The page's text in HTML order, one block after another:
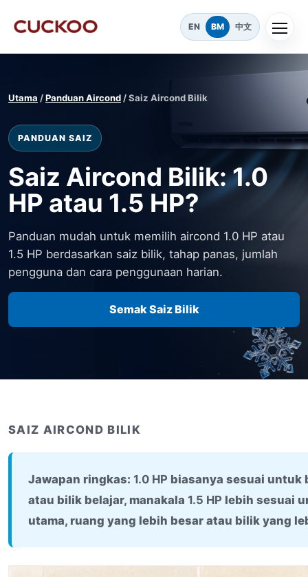
EN BM 中文
Utama /Panduan Aircond / Saiz Aircond Bilik
PANDUAN SAIZ
Saiz Aircond Bilik: 1.0
HP atau 1.5 HP?
Panduan mudah untuk memilih aircond 1.0 HP atau
1.5 HP berdasarkan saiz bilik, tahap panas, jumlah
pengguna dan cara penggunaan harian.
Semak Saiz Bilik
SAIZ AIRCOND BILIK
Jawapan ringkas: 1.0 HP biasanya sesuai untuk
atau bilik belajar, manakala 1.5 HP lebih sesuai
utama, ruang yang lebih besar atau bilik yang